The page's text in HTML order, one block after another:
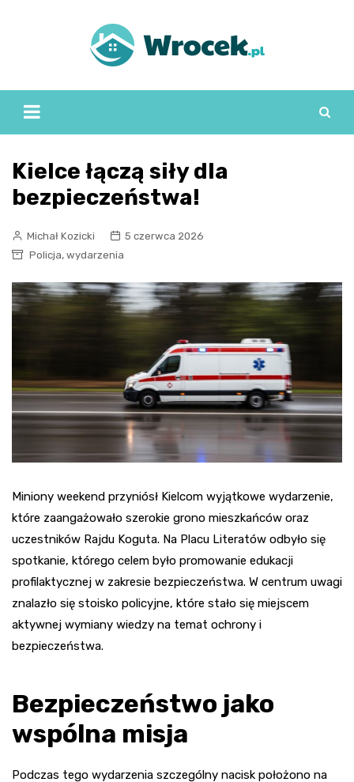
Kielce łączą siły dla
bezpieczeństwa!
Michał Kozicki
5 czerwca 2026
Policja, wydarzenia
Miniony weekend przyniósł Kielcom wyjątkowe wydarzenie,
które zaangażowało szerokie grono mieszkańców oraz
uczestników Rajdu Koguta. Na Placu Literatów odbyło się
spotkanie, którego celem było promowanie edukacji
profilaktycznej w zakresie bezpieczeństwa. W centrum uwagi
znalazło się stoisko policyjne, które stało się miejscem
aktywnej wymiany wiedzy na temat ochrony i
bezpieczeństwa.
Bezpieczeństwo jako
wspólna misja
Podczas tego wydarzenia szczególny nacisk położono na